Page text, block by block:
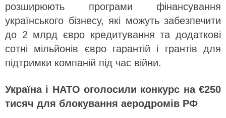
розширюють програми фінансування
українського бізнесу, які можуть забезпечити
до 2 млрд євро кредитування та додаткові
сотні мільйонів євро гарантій і грантів для
підтримки компаній під час війни.
Україна і НАТО оголосили конкурс на €250
тисяч для блокування аеродромів РФ